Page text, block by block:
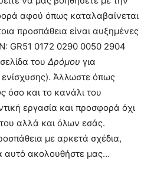
αφού όπως καταλαβαίνεται
προσπάθεια είναι αυξημένες
GR51 0172 0290 0050 2904
του Δρόμου για
Άλλωστε όπως
όσο και το κανάλι του
εργασία και προσφορά όχι
αλλά και όλων εσάς.
με αρκετά σχέδια,
αυτό ακολουθήστε μας…